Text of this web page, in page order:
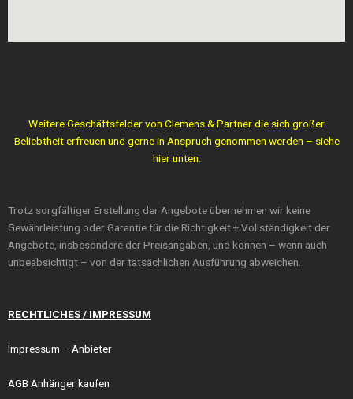
Weitere Geschäftsfelder von Clemens & Partner die sich großer
Beliebtheit erfreuen und gerne in Anspruch genommen werden – siehe
hier unten.
Trotz sorgfältiger Erstellung der Angebote übernehmen wir keine
Gewährleistung oder Garantie für die Richtigkeit + Vollständigkeit der
Angebote, insbesondere der Preisangaben, und können – wenn auch
unbeabsichtigt – von der tatsächlichen Ausführung abweichen.
RECHTLICHES / IMPRESSUM
Impressum – Anbieter
AGB Anhänger kaufen